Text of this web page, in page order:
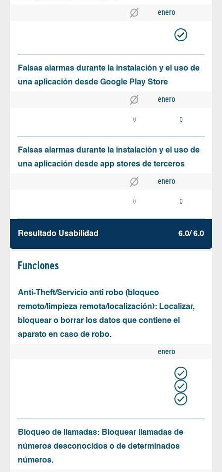
enero
Falsas alarmas durante la instalación y el uso de
una aplicación desde Google Play Store
enero
0 0
Falsas alarmas durante la instalación y el uso de
una aplicación desde app stores de terceros
enero
0 0
Resultado Usabilidad 6.0/ 6.0
Funciones
Anti-Theft/Servicio anti robo (bloqueo
remoto/limpieza remota/localización): Localizar,
bloquear o borrar los datos que contiene el
aparato en caso de robo.
enero
Bloqueo de llamadas: Bloquear llamadas de
números desconocidos o de determinados
números.